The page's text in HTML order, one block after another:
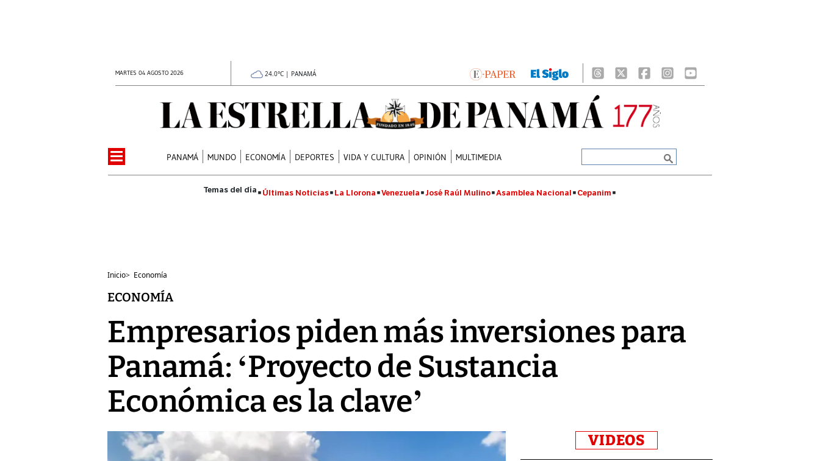
MARTES 04 AGOSTO 2026 24.0°C | PANAMÁ
PANAMÁ MUNDO ECONOMÍA DEPORTES VIDA Y CULTURA OPINIÓN MULTIMEDIA
Últimas Noticias La Llorona Venezuela José Raúl Mulino Asamblea Nacional Cepanim
Inicio> Economía
ECONOMÍA
Empresarios piden más inversiones para
Panamá: ‘Proyecto de Sustancia
Económica es la clave’
VIDEOS